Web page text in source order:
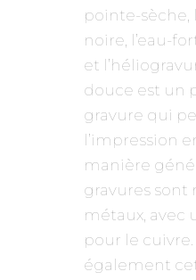
pointe-sèche,
noire, l’eau-
et
douce est un
gravure qui
l’impression
manière
gravures sont
métaux, avec
pour le
également